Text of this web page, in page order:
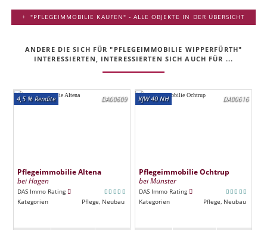
"PFLEGEIMMOBILIE KAUFEN" - ALLE OBJEKTE IN DER ÜBERSICHT
ANDERE DIE SICH FÜR "PFLEGEIMMOBILIE WIPPERFÜRTH"
INTERESSIERTEN, INTERESSIERTEN SICH AUCH FÜR ...
DA00609
4,5 % Rendite
Pflegeimmobilie Altena
bei Hagen
DAS Immo Rating
Kategorien
Pflege, Neubau
DA00616
KfW 40 NH
Pflegeimmobilie Ochtrup
bei Münster
DAS Immo Rating
Kategorien
Pflege, Neubau